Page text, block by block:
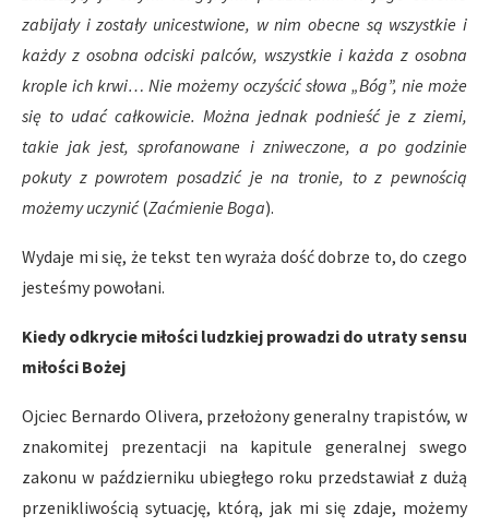
zabijały i zostały unicestwione, w nim obecne są wszystkie i
każdy z osobna odciski palców, wszystkie i każda z osobna
krople ich krwi… Nie możemy oczyścić słowa „Bóg”, nie może
się to udać całkowicie. Można jednak podnieść je z ziemi,
takie jak jest, sprofanowane i zniweczone, a po godzinie
pokuty z powrotem posadzić je na tronie, to z pewnością
możemy uczynić(Zaćmienie Boga).
Wydaje mi się, że tekst ten wyraża dość dobrze to, do czego
jesteśmy powołani.
Kiedy odkrycie miłości ludzkiej prowadzi do utraty sensu
miłości Bożej
Ojciec Bernardo Olivera, przełożony generalny trapistów, w
znakomitej prezentacji na kapitule generalnej swego
zakonu w październiku ubiegłego roku przedstawiał z dużą
przenikliwością sytuację, którą, jak mi się zdaje, możemy